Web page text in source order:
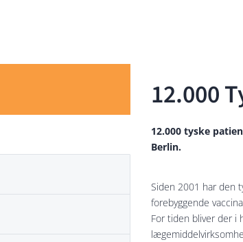
12.000
12.000 tyske
Berlin.
Siden 2001 har den
forebyggende
For tiden bliver der i